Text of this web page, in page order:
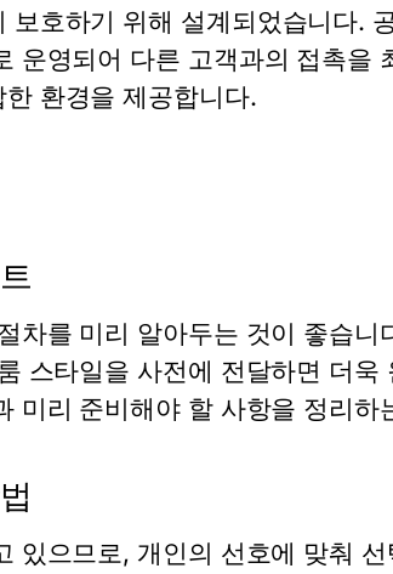
호하기 위해 설계되었습니다.
운영되어 다른 고객과의 접촉을
환경을 제공합니다.
차를 미리 알아두는 것이 좋습니
스타일을 사전에 전달하면 더욱
미리 준비해야 할 사항을 정리하
있으므로, 개인의 선호에 맞춰